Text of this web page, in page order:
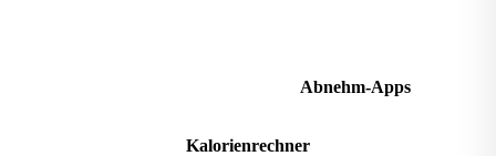
Abnehm-Apps
Kalorienrechner